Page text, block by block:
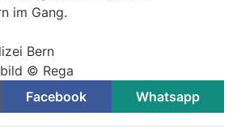
im Gang.
Bern
© Rega
Facebook Whatsapp